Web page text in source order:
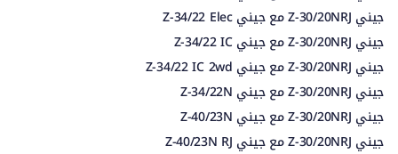
جيني Z-30/20NRJ مع جيني Z-34/22 Elec
جيني Z-30/20NRJ مع جيني Z-34/22 IC
جيني Z-30/20NRJ مع جيني Z-34/22 IC 2wd
جيني Z-30/20NRJ مع جيني Z-34/22N
جيني Z-30/20NRJ مع جيني Z-40/23N
جيني Z-30/20NRJ مع جيني Z-40/23N RJ